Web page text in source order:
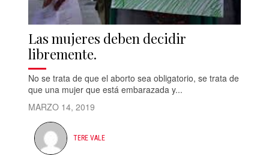
Las mujeres deben decidir
libremente.
No se trata de que el aborto sea obligatorio, se trata de
que una mujer que está embarazada y...
MARZO 14, 2019
TERE VALE